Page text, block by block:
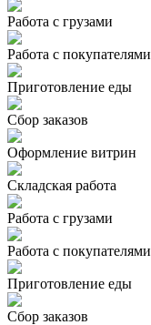
Работа с грузами
Работа с покупателями
Приготовление еды
Сбор заказов
Оформление витрин
Складская работа
Работа с грузами
Работа с покупателями
Приготовление еды
Сбор заказов